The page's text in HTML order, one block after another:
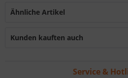
Ähnliche Artikel
Kunden kauften auch
Service &